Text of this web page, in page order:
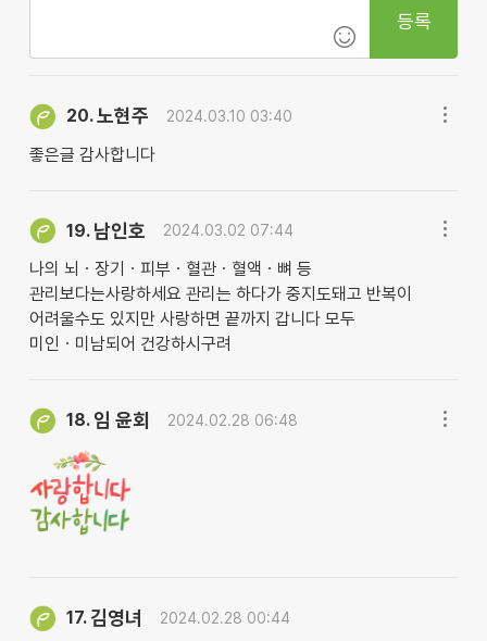
등록
20.노현주 2024.03.10 03:40
좋은글 감사합니다
19. 남인호 2024.03.02 07:44
나의 뇌ㆍ장기ㆍ피부ㆍ혈관ㆍ혈액ㆍ뼈 등
관리보다는사랑하세요 관리는 하다가 중지도돼고 반복이
어려울수도 있지만 사랑하면 끝까지 갑니다 모두
미인ㆍ미남되어 건강하시구려
18. 임 윤회 2024.02.28 06:48
17.김영녀 2024.02.28 00:44